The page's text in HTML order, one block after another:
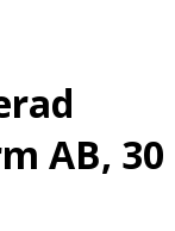
AB, 30